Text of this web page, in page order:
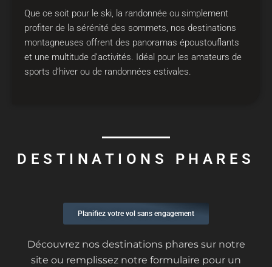
Que ce soit pour le ski, la randonnée ou simplement
profiter de la sérénité des sommets, nos destinations
montagneuses offrent des panoramas époustouflants
et une multitude d’activités. Idéal pour les amateurs de
sports d’hiver ou de randonnées estivales.
DESTINATIONS PHARES
Planifiez votre vol sans engagement
Découvrez nos destinations phares sur notre
site ou remplissez notre formulaire pour un